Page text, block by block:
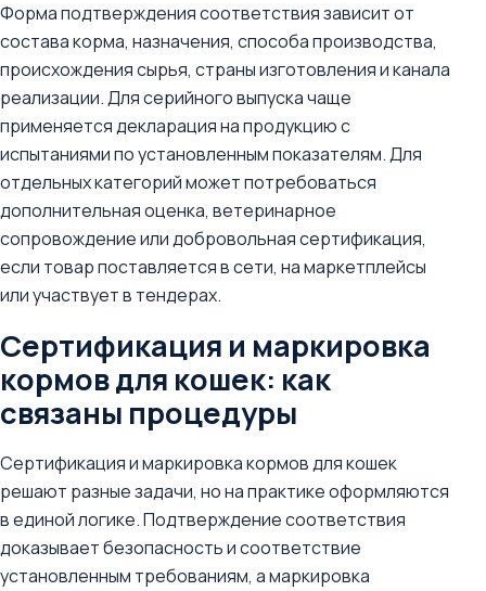
Форма подтверждения соответствия зависит от
состава корма, назначения, способа производства,
происхождения сырья, страны изготовления и канала
реализации. Для серийного выпуска чаще
применяется декларация на продукцию с
испытаниями по установленным показателям. Для
отдельных категорий может потребоваться
дополнительная оценка, ветеринарное
сопровождение или добровольная сертификация,
если товар поставляется в сети, на маркетплейсы
или участвует в тендерах.
Сертификация и маркировка
кормов для кошек: как
связаны процедуры
Сертификация и маркировка кормов для кошек
решают разные задачи, но на практике оформляются
в единой логике. Подтверждение соответствия
доказывает безопасность и соответствие
установленным требованиям, а маркировка